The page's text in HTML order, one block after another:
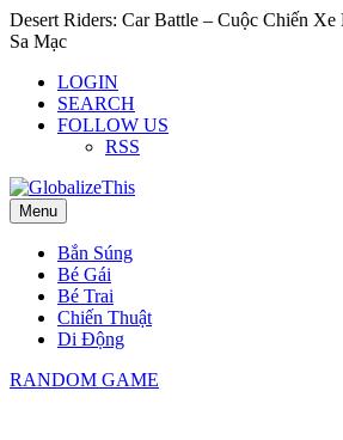
Desert Riders: Car Battle – Cuộc Chiến
Sa Mạc
LOGIN
SEARCH
FOLLOW US
RSS
Menu
Bắn Súng
Bé Gái
Bé Trai
Chiến Thuật
Di Động
RANDOM GAME